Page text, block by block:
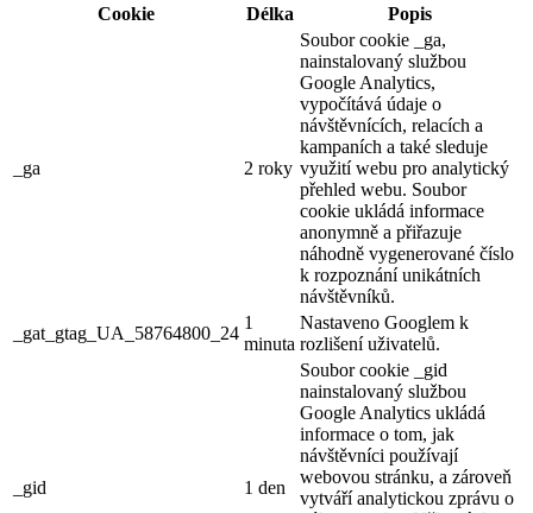
Cookie
Délka Popis
_ga 2 roky
Soubor cookie _ga,
nainstalovaný službou
Google Analytics,
vypočítává údaje o
návštěvnících, relacích a
kampaních a také sleduje
využití webu pro analytický
přehled webu. Soubor
cookie ukládá informace
anonymně a přiřazuje
náhodně vygenerované číslo
k rozpoznání unikátních
návštěvníků.
_gat_gtag_UA_58764800_24
1
minuta
Nastaveno Googlem k
rozlišení uživatelů.
_gid 1 den
Soubor cookie _gid
nainstalovaný službou
Google Analytics ukládá
informace o tom, jak
návštěvníci používají
webovou stránku, a zároveň
vytváří analytickou zprávu o